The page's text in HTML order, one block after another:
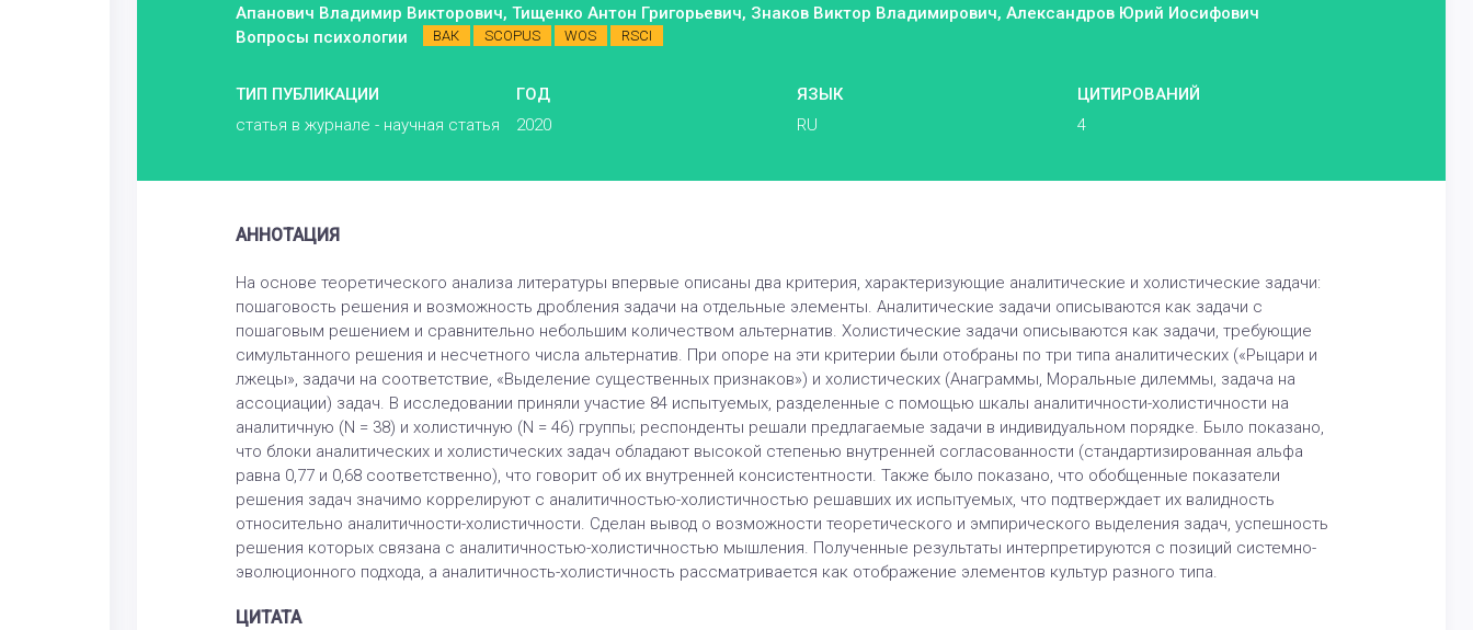
Апанович Владимир Викторович, Тищенко Антон Григорьевич, Знаков Виктор Владимирович, Александров Юрий Иосифович
Вопросы психологии
ВАК SCOPUS WOS RSCI
ТИП ПУБЛИКАЦИИ
статья в журнале - научная статья
ГОД
2020
ЯЗЫК
RU
ЦИТИРОВАНИЙ
4
АННОТАЦИЯ
На основе теоретического анализа литературы впервые описаны два критерия, характеризующие аналитические и холистические задачи:
пошаговость решения и возможность дробления задачи на отдельные элементы. Аналитические задачи описываются как задачи с
пошаговым решением и сравнительно небольшим количеством альтернатив. Холистические задачи описываются как задачи, требующие
симультанного решения и несчетного числа альтернатив. При опоре на эти критерии были отобраны по три типа аналитических («Рыцари и
лжецы», задачи на соответствие, «Выделение существенных признаков») и холистических (Анаграммы, Моральные дилеммы, задача на
ассоциации) задач. В исследовании приняли участие 84 испытуемых, разделенные с помощью шкалы аналитичности-холистичности на
аналитичную (N = 38) и холистичную (N = 46) группы; респонденты решали предлагаемые задачи в индивидуальном порядке. Было показано,
что блоки аналитических и холистических задач обладают высокой степенью внутренней согласованности (стандартизированная альфа
равна 0,77 и 0,68 соответственно), что говорит об их внутренней консистентности. Также было показано, что обобщенные показатели
решения задач значимо коррелируют с аналитичностью-холистичностью решавших их испытуемых, что подтверждает их валидность
относительно аналитичности-холистичности. Сделан вывод о возможности теоретического и эмпирического выделения задач, успешность
решения которых связана с аналитичностью-холистичностью мышления. Полученные результаты интерпретируются с позиций системно-
эволюционного подхода, а аналитичность-холистичность рассматривается как отображение элементов культур разного типа.
ЦИТАТА